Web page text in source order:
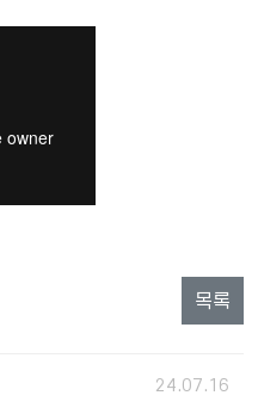
목록
24.07.16